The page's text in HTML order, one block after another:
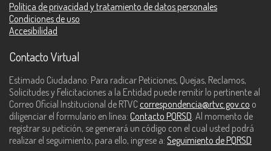
Política de privacidad y tratamiento de datos personales
Condiciones de uso
Accesibilidad
Contacto Virtual
Estimado Ciudadano: Para radicar Peticiones, Quejas, Reclamos,
Solicitudes y Felicitaciones a la Entidad puede remitir lo pertinente al
Correo Oficial Institucional de RTVC correspondencia@rtvc.gov.co o
diligenciar el formulario en línea: Contacto PQRSD. Al momento de
registrar su petición, se generará un código con el cual usted podrá
realizar el seguimiento, para ello, ingrese a: Seguimiento de PQRSD